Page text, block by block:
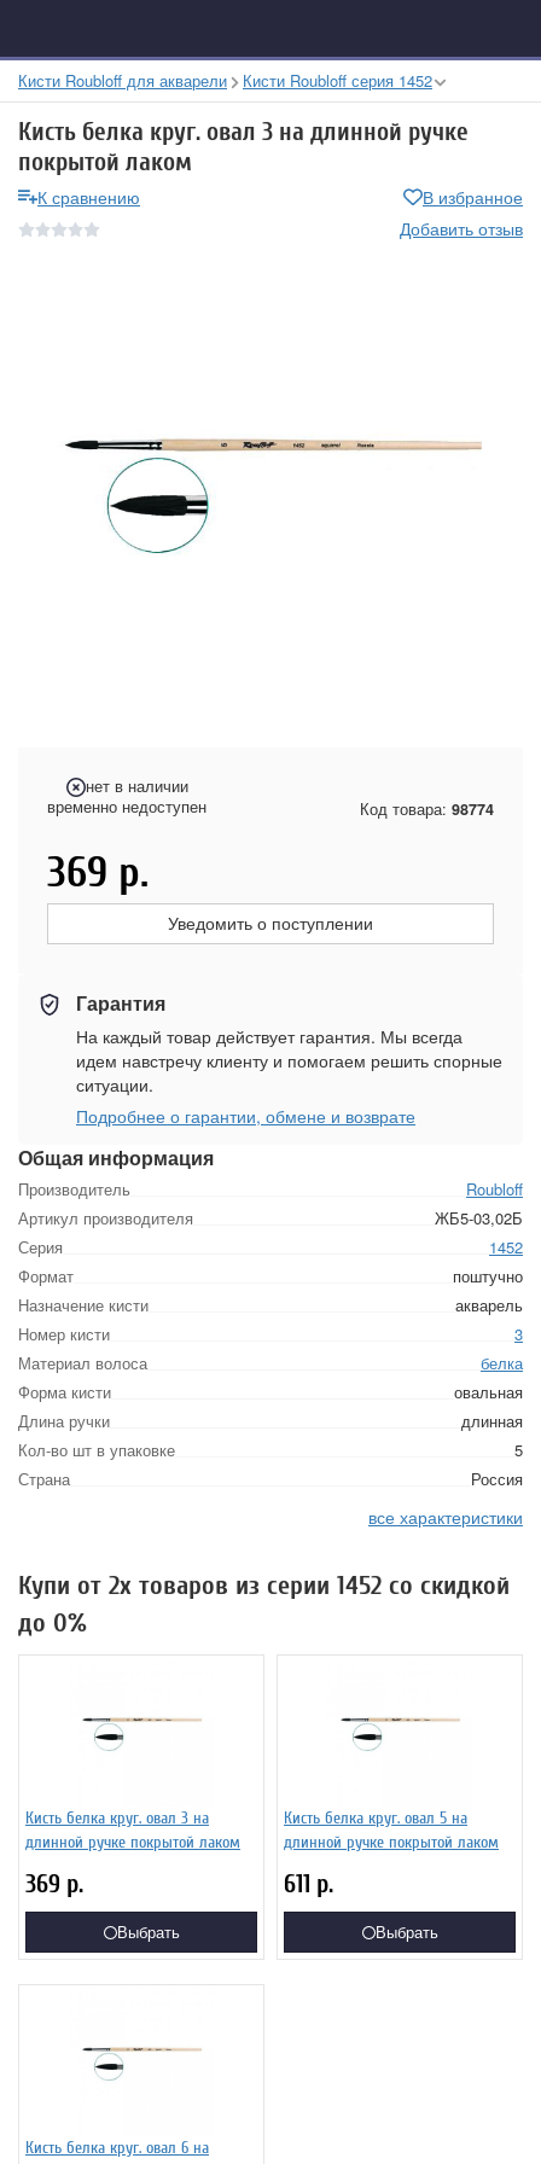
Кисти Roubloff для акварели Кисти Roubloff серия 1452
Кисть белка круг. овал 3 на длинной ручке
покрытой лаком
К сравнению
В избранное
Добавить отзыв
Общая информация
Производитель
Roubloff
Артикул производителя
ЖБ5-03,02Б
Серия
1452
Формат
поштучно
Назначение кисти
акварель
Номер кисти
3
Материал волоса
белка
Форма кисти
овальная
Длина ручки
длинная
Кол-во шт в упаковке
5
Страна
Россия
все характеристики
нет в наличии
временно недоступен
Код товара: 98774
369 р.
Уведомить о поступлении
Гарантия
На каждый товар действует гарантия. Мы всегда
идем навстречу клиенту и помогаем решить спорные
ситуации.
Подробнее о гарантии, обмене и возврате
Купи от 2х товаров из серии 1452 со скидкой
до 0%
Кисть белка круг. овал 3 на
длинной ручке покрытой лаком
369 р.
Выбрать
Кисть белка круг. овал 5 на
длинной ручке покрытой лаком
611 р.
Выбрать
Кисть белка круг. овал 6 на